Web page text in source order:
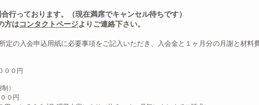
行っております。（現在満席でキャンセル待ちです）
方はコンタクトページよりご連絡下さい。
定の入会申込用紙に必要事項をご記入いただき、入会金と１ヶ月分の月謝と材料
００円
）
０円